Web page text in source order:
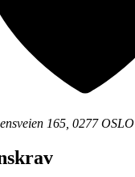
165, 0277 OSLO